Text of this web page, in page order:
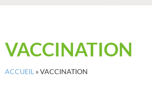
VACCINATION
ACCUEIL »VACCINATION